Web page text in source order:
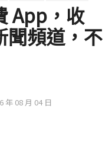
App，收
聞頻道，不
年 08 月 04 日